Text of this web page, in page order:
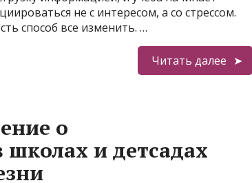
не с интересом, а со стрессом.
способ все изменить. …
Читать далее
о
и детсадах